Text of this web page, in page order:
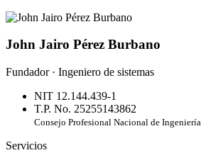
John Jairo Pérez Burbano
Fundador · Ingeniero de sistemas
NIT 12.144.439-1
T.P. No. 25255143862
Consejo Profesional Nacional de Ingeniería
Servicios